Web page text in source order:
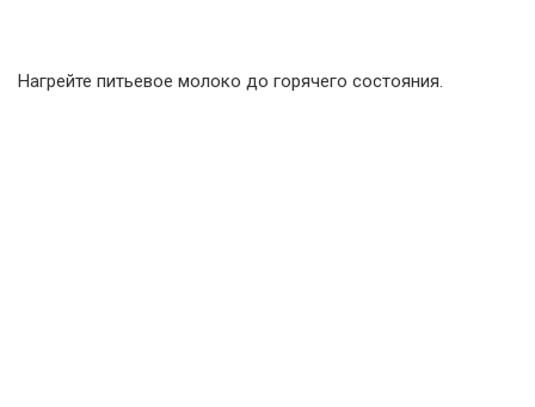
Нагрейте питьевое молоко до горячего состояния.